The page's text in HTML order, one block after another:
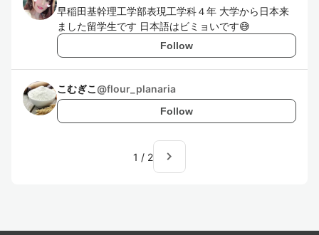
早稲田基幹理工学部表現工学科４年 大学から日本来
ました留学生です 日本語はビミョいです😅
Follow
こむぎこ@flour_planaria
Follow
1 / 2 navigate_next